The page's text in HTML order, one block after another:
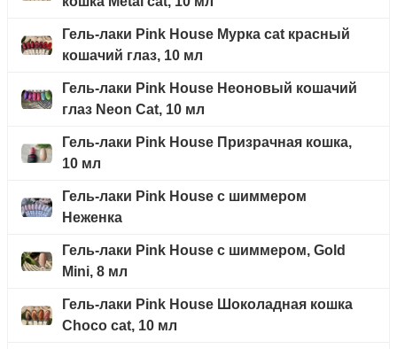
Гель-лаки Pink House Мурка cat красный
кошачий глаз, 10 мл
Гель-лаки Pink House Неоновый кошачий
глаз Neon Cat, 10 мл
Гель-лаки Pink House Призрачная кошка,
10 мл
Гель-лаки Pink House с шиммером
Неженка
Гель-лаки Pink House с шиммером, Gold
Mini, 8 мл
Гель-лаки Pink House Шоколадная кошка
Choco cat, 10 мл